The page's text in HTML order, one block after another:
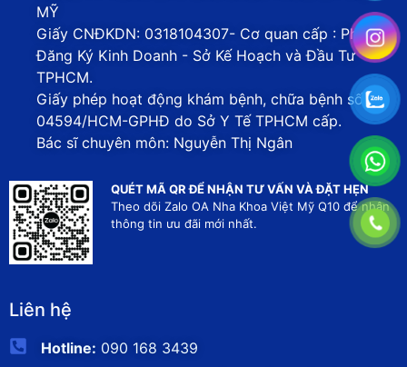
MỸ
Giấy CNĐKDN: 0318104307- Cơ quan cấp : Phòng
Đăng Ký Kinh Doanh - Sở Kế Hoạch và Đầu Tư
TPHCM.
Giấy phép hoạt động khám bệnh, chữa bệnh số
04594/HCM-GPHĐ do Sở Y Tế TPHCM cấp.
Bác sĩ chuyên môn: Nguyễn Thị Ngân
QUÉT MÃ QR ĐỂ NHẬN TƯ VẤN VÀ ĐẶT HẸN
Theo dõi Zalo OA Nha Khoa Việt Mỹ Q10 để nhận
thông tin ưu đãi mới nhất.
Liên hệ
Hotline: 090 168 3439